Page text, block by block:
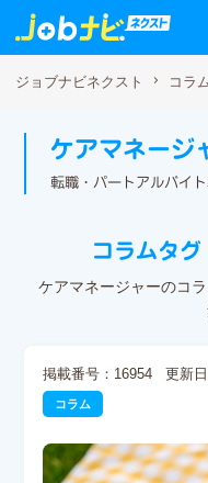
ジョブナビネクスト コラ
ケアマネージ
転職・パートアルバイ
コラムタ
ケアマネージャーのコ
掲載番号：16954 更新
コラム